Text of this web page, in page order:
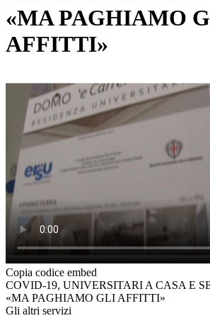
«MA PAGHIAMO
AFFITTI»
Copia codice embed
COVID-19, UNIVERSITARI A CASA E
«MA PAGHIAMO GLI AFFITTI»
Gli altri servizi